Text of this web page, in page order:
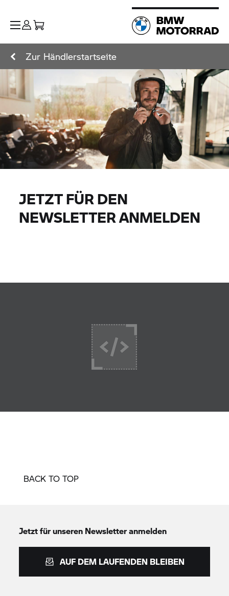
Zur Händlerstartseite
JETZT FÜR DEN
NEWSLETTER ANMELDEN
BACK TO TOP
Jetzt für unseren Newsletter anmelden
AUF DEM LAUFENDEN BLEIBEN